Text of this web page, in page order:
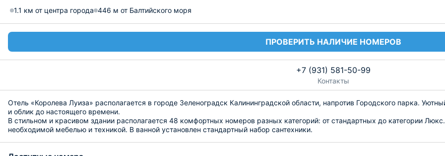
1.1 км от центра города 446 м от Балтийского моря
ПРОВЕРИТЬ НАЛИЧИЕ НОМЕРОВ
+7 (931) 581-50-99
Контакты
Отель «Королева Луиза» располагается в городе Зеленоградск Калининградской области, напротив Городского парка.
и облик до настоящего времени.
В стильном и красивом здании располагается 48 комфортных номеров разных категорий: от стандартных до категории
необходимой мебелью и техникой. В ванной установлен стандартный набор сантехники.